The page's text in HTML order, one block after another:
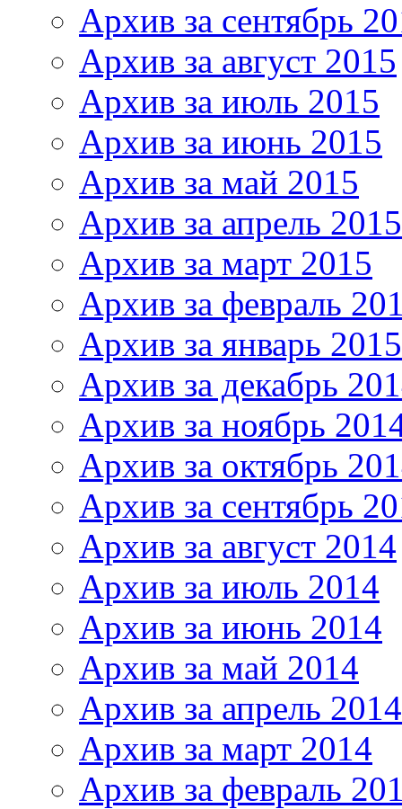
Архив за сентябрь
Архив за август 2015
Архив за июль 2015
Архив за июнь 2015
Архив за май 2015
Архив за апрель 2015
Архив за март 2015
Архив за февраль
Архив за январь 2015
Архив за декабрь
Архив за ноябрь
Архив за октябрь
Архив за сентябрь
Архив за август 2014
Архив за июль 2014
Архив за июнь 2014
Архив за май 2014
Архив за апрель 2014
Архив за март 2014
Архив за февраль